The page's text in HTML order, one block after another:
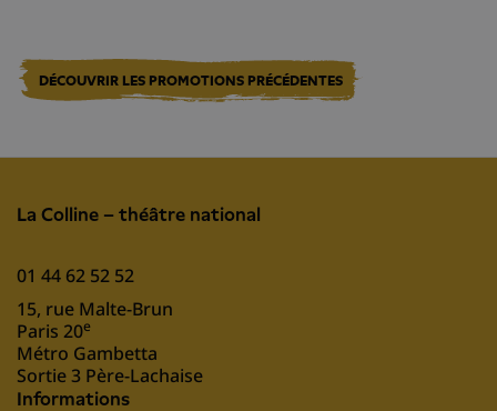
DÉCOUVRIR LES PROMOTIONS PRÉCÉDENTES
La Colline – théâtre national
01 44 62 52 52
15, rue Malte-Brun
Paris 20e
Métro Gambetta
Sortie 3 Père-Lachaise
Informations